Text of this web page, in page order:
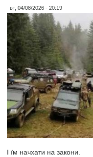
вт, 04/08/2026 - 20:19
І їм начхати на закони.